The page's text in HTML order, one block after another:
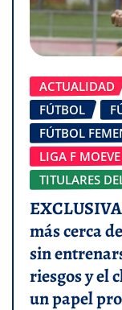
ACTUALIDAD
FÚTBOL
FÚTBOL
LIGA F MOEVE
TITULARES
más cerca
sin
riesgos y el
un papel